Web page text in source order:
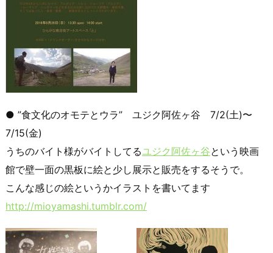
● ”食文化のオモテとウラ” ユジク阿佐ヶ谷 7/2(土)〜
7/15(金)
うちのバイト様がバイトしてるユジク阿佐ヶ谷という映画
館で壁一面の黒板に絵と少し展示と販売をするそうで。
こんな感じの絵というかイラストを書いてます
http://mioyamashi.tumblr.com/